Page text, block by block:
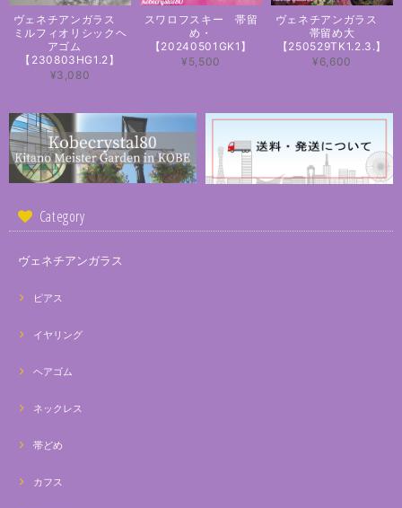
ヴェネチアンガラス
ミルフィオリシックヘ
アゴム
【230803HG1.2】
¥3,080
スワロフスキー 帯留
め・
【20240501GK1】
¥5,500
ヴェネチアンガラス
帯留め大
【250529TK1.2.3.】
¥6,600
Category
ヴェネチアンガラス
ピアス
イヤリング
ヘアゴム
ネックレス
帯どめ
カフス